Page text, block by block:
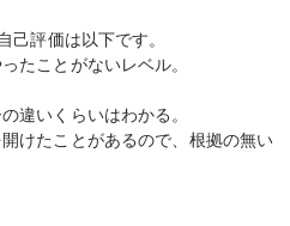
己評価は以下です。
たことがないレベル。
違いくらいはわかる。
けたことがあるので、根拠の無い